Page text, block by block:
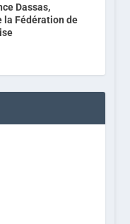
Dassas,
la Fédération de